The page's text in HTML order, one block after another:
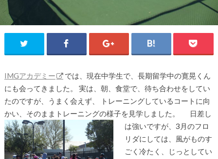
IMGアカデミー
では、現在中学生で、長期留学中の寛晃くん
にも会ってきました。 実は、朝、食堂で、待ち合わせをしてい
たのですが、うまく会えず、 トレーニングしているコートに向
かい、そのままトレーニングの様子を見学しました。
日差し
は強いですが、3月のフロ
リダにしては、風がものす
ごく冷たく、じっとしてい